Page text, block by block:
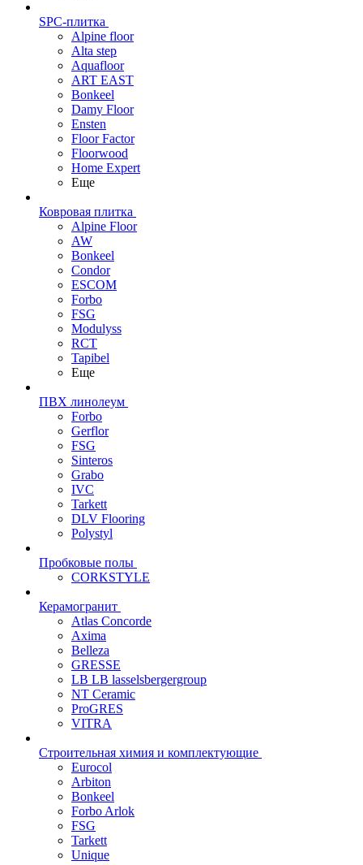
SPC-плитка
Alpine floor
Alta step
Aquafloor
ART EAST
Bonkeel
Damy Floor
Ensten
Floor Factor
Floorwood
Home Expert
Еще
Ковровая плитка
Alpine Floor
AW
Bonkeel
Condor
ESCOM
Forbo
FSG
Modulyss
RCT
Tapibel
Еще
ПВХ линолеум
Forbo
Gerflor
FSG
Sinteros
Grabo
IVC
Tarkett
DLV Flooring
Polystyl
Пробковые полы
CORKSTYLE
Керамогранит
Atlas Concorde
Axima
Belleza
GRESSE
LB LB lasselsbergergroup
NT Ceramic
ProGRES
VITRA
Строительная химия и комплектующие
Eurocol
Arbiton
Bonkeel
Forbo Arlok
FSG
Tarkett
Unique